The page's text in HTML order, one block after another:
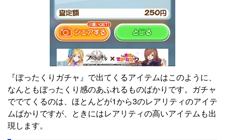
『ぼったくりガチャ』で出てくるアイテムはこのように、
なんともぼったくり感のあふれるものばかりです。ガチャ
ででてくるのは、ほとんどが1から3のレアリティのアイテ
ムばかりですが、ときにはレアリティの高いアイテムも出
現します。